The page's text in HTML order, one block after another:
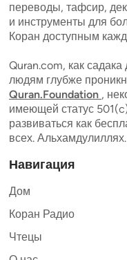
переводы, тафсир,
и инструменты для
Коран доступным
Quran.com, как
людям глубже
Quran.Foundation ,
имеющей статус
развиваться как
всех. Альхамдулиллях.
Навигация
Дом
Коран Радио
Чтецы